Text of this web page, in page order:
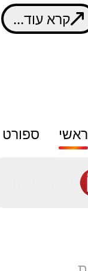
קרא עוד...
ראשי ספורט